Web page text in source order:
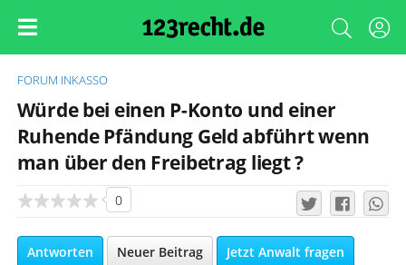
FORUM INKASSO
Würde bei einen P-Konto und einer
Ruhende Pfändung Geld abführt wenn
man über den Freibetrag liegt ?
0
Antworten Neuer Beitrag Jetzt Anwalt fragen